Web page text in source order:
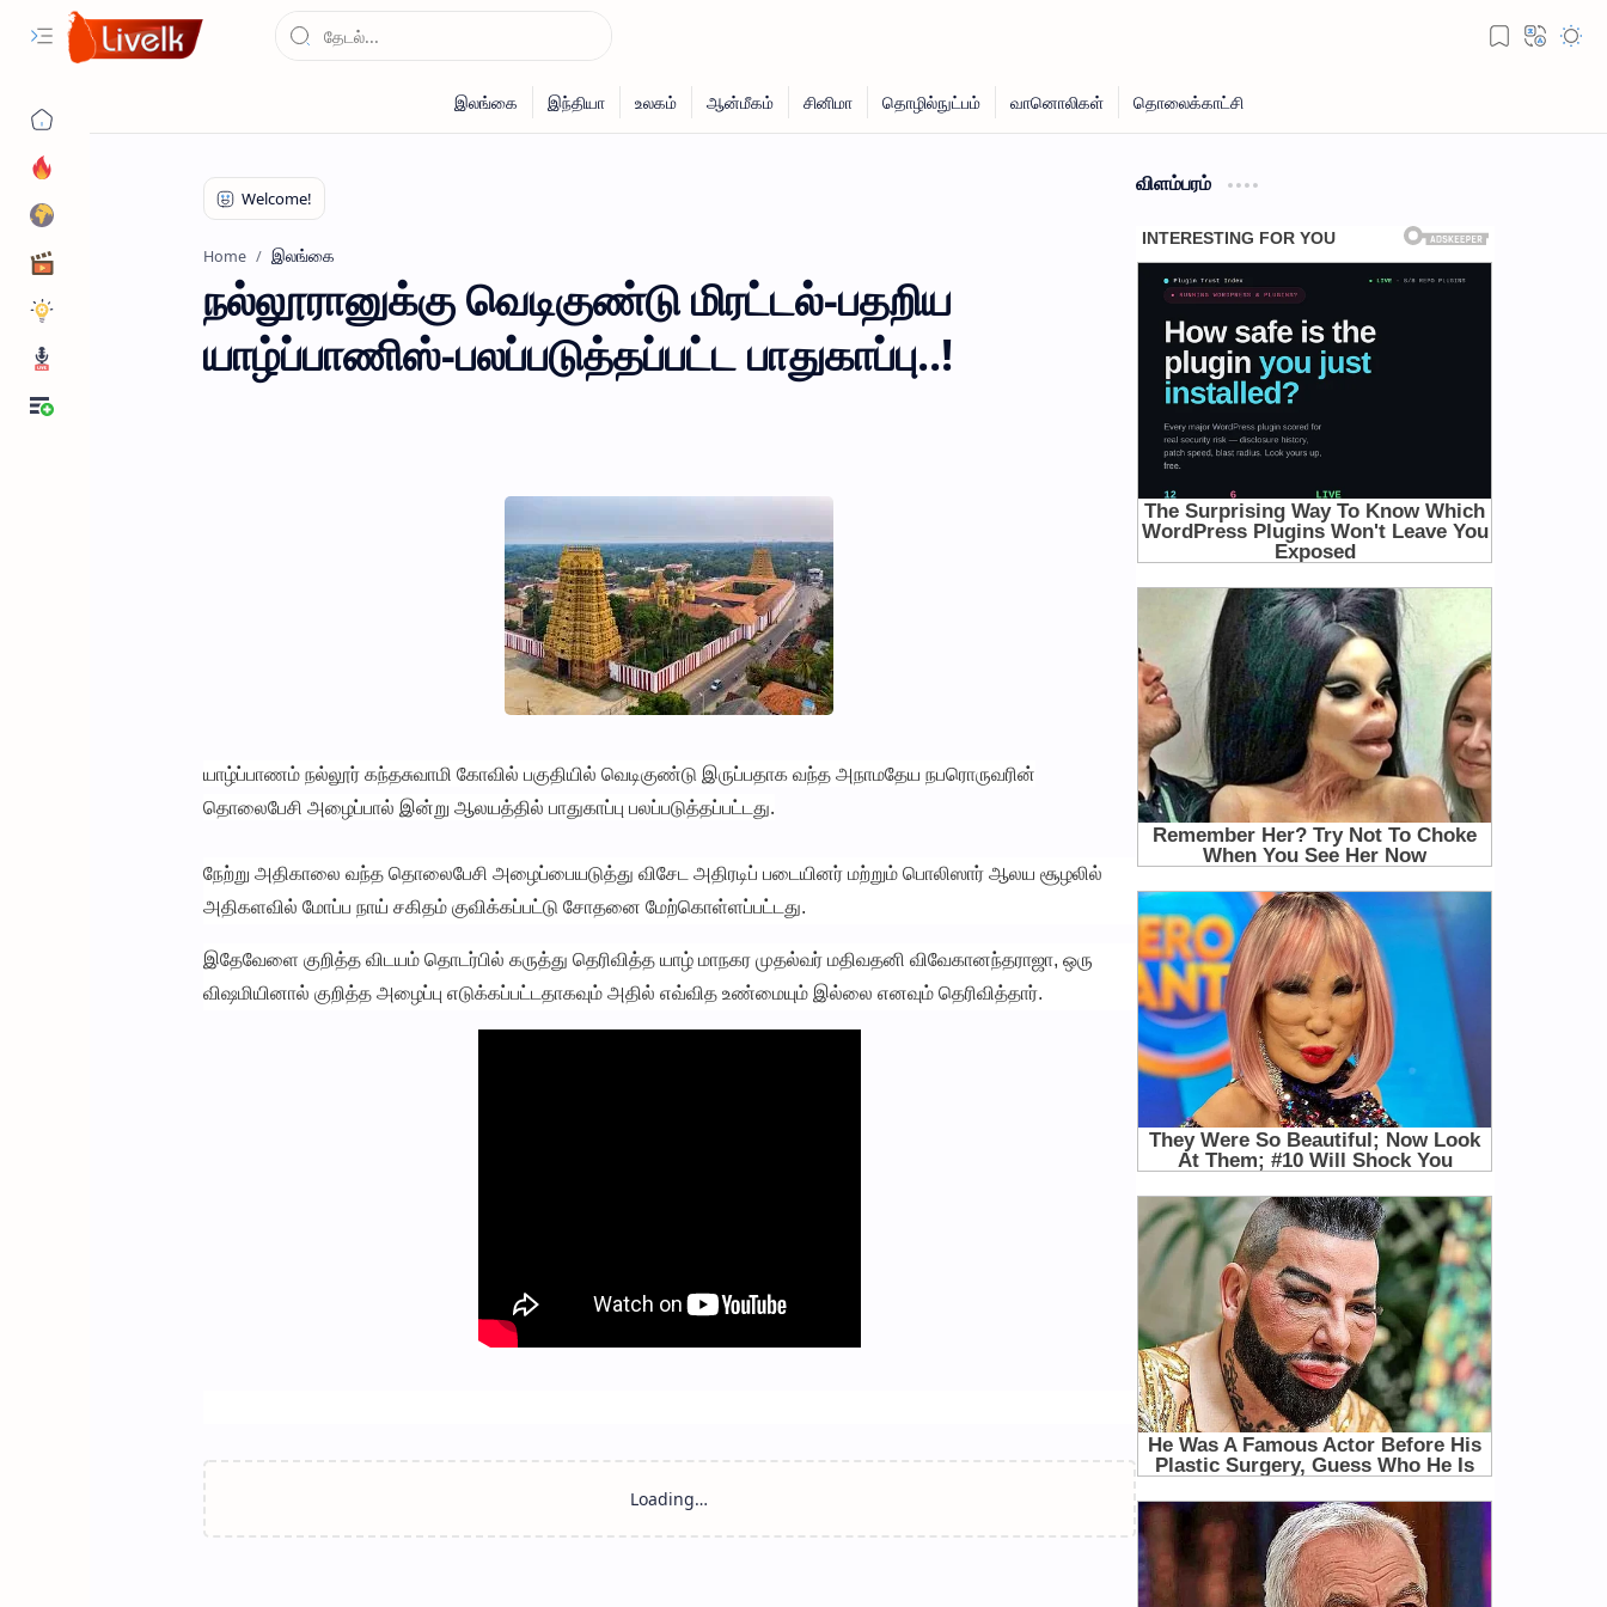
Home இலங்கை
நல்லூரானுக்கு வெடிகுண்டு மிரட்டல்-பதறிய
யாழ்ப்பாணிஸ்-பலப்படுத்தப்பட்ட பாதுகாப்பு..!
யாழ்ப்பாணம் நல்லூர் கந்தசுவாமி கோவில் பகுதியில் வெடிகுண்டு இருப்பதாக வந்த அநாமதேய நபரொருவரின்
தொலைபேசி அழைப்பால் இன்று ஆலயத்தில் பாதுகாப்பு பலப்படுத்தப்பட்டது.
நேற்று அதிகாலை வந்த தொலைபேசி அழைப்பையடுத்து விசேட அதிரடிப் படையினர் மற்றும் பொலிஸார் ஆலய சூழலில்
அதிகளவில் மோப்ப நாய் சகிதம் குவிக்கப்பட்டு சோதனை மேற்கொள்ளப்பட்டது.
இதேவேளை குறித்த விடயம் தொடர்பில் கருத்து தெரிவித்த யாழ் மாநகர முதல்வர் மதிவதனி விவேகானந்தராஜா, ஒரு
விஷமியினால் குறித்த அழைப்பு எடுக்கப்பட்டதாகவும் அதில் எவ்வித உண்மையும் இல்லை எனவும் தெரிவித்தார்.
விளம்பரம்